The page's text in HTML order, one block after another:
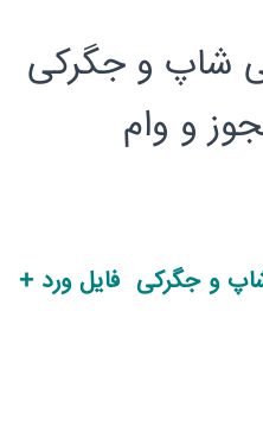
شاپ و جگرکی
و وام
و جگرکی فایل ورد +